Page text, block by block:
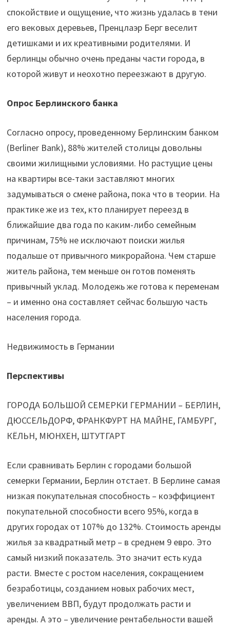
спокойствие и ощущение, что жизнь удалась в тени
его вековых деревьев, Пренцлаэр Берг веселит
детишками и их креативными родителями. И
берлинцы обычно очень преданы части города, в
которой живут и неохотно переезжают в другую.
Опрос Берлинского банка
Согласно опросу, проведенному Берлинским банком
(Berliner Bank), 88% жителей столицы довольны
своими жилищными условиями. Но растущие цены
на квартиры все-таки заставляют многих
задумываться о смене района, пока что в теории. На
практике же из тех, кто планирует переезд в
ближайшие два года по каким-либо семейным
причинам, 75% не исключают поиски жилья
подальше от привычного микрорайона. Чем старше
житель района, тем меньше он готов поменять
привычный уклад. Молодежь же готова к переменам
– и именно она составляет сейчас большую часть
населения города.
Недвижимость в Германии
Перспективы
ГОРОДА БОЛЬШОЙ СЕМЕРКИ ГЕРМАНИИ – БЕРЛИН,
ДЮССЕЛЬДОРФ, ФРАНКФУРТ НА МАЙНЕ, ГАМБУРГ,
КЁЛЬН, МЮНХЕН, ШТУТГАРТ
Если сравнивать Берлин с городами большой
семерки Германии, Берлин отстает. В Берлине самая
низкая покупательная способность – коэффициент
покупательной способности всего 95%, когда в
других городах от 107% до 132%. Стоимость аренды
жилья за квадратный метр – в среднем 9 евро. Это
самый низкий показатель. Это значит есть куда
расти. Вместе с ростом населения, сокращением
безработицы, созданием новых рабочих мест,
увеличением ВВП, будут продолжать расти и
аренды. А это – увеличение рентабельности вашей